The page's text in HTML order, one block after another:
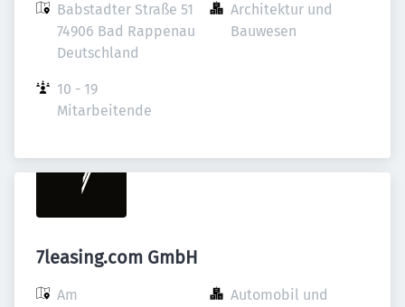
Babstadter Straße 51
74906 Bad Rappenau
Deutschland
Architektur und
Bauwesen
10 - 19
Mitarbeitende
7leasing.com GmbH
Am
Automobil und